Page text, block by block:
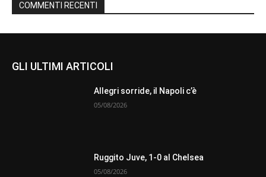
COMMENTI RECENTI
GLI ULTIMI ARTICOLI
Allegri sorride, il Napoli c’è
05/08/2026
Ruggito Juve, 1-0 al Chelsea
05/08/2026